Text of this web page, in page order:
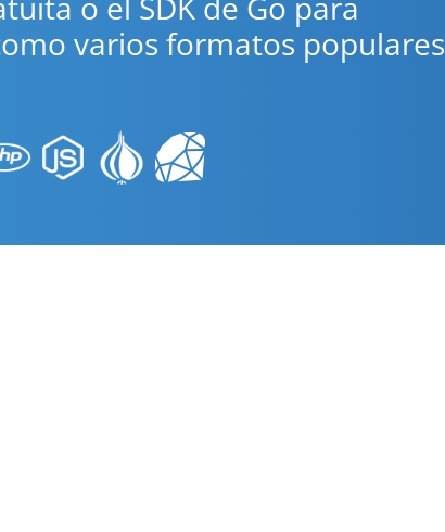
varios formatos populares